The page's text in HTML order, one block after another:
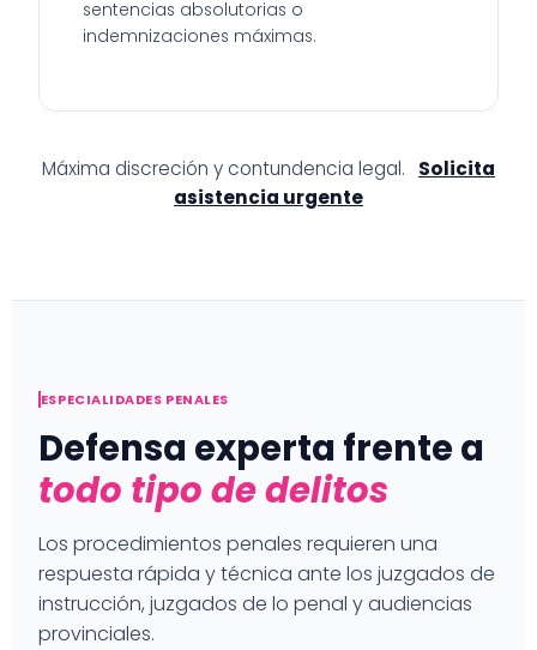
sentencias absolutorias o
indemnizaciones máximas.
Máxima discreción y contundencia legal.
Solicita
asistencia urgente
ESPECIALIDADES PENALES
Defensa experta frente a
todo tipo de delitos
Los procedimientos penales requieren una
respuesta rápida y técnica ante los juzgados de
instrucción, juzgados de lo penal y audiencias
provinciales.